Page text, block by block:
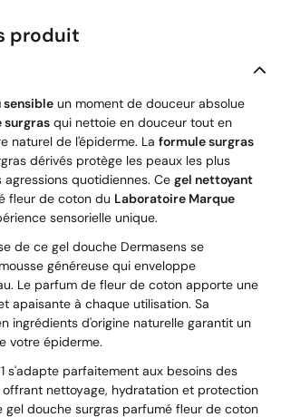
produit
sensible un moment de douceur absolue
surgras qui nettoie en douceur tout en
naturel de l'épiderme. La formule surgras
dérivés protège les peaux les plus
quotidiennes. Ce gel nettoyant
fleur de coton du Laboratoire Marque
sensorielle unique.
de ce gel douche Dermasens se
généreuse qui enveloppe
Le parfum de fleur de coton apporte une
apaisante à chaque utilisation. Sa
ingrédients d'origine naturelle garantit un
votre épiderme.
s'adapte parfaitement aux besoins des
offrant nettoyage, hydratation et protection
gel douche surgras parfumé fleur de coton